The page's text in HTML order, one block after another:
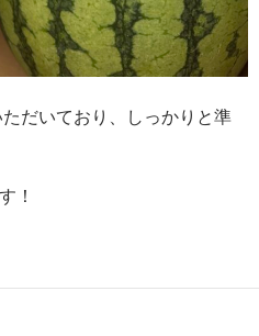
だいており、しっかりと準
！